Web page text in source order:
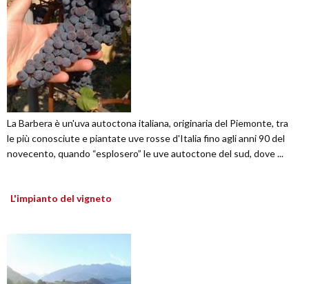
La Barbera è un'uva autoctona italiana, originaria del Piemonte, tra
le più conosciute e piantate uve rosse d'Italia fino agli anni 90 del
novecento, quando “esplosero” le uve autoctone del sud, dove ...
L'impianto del vigneto